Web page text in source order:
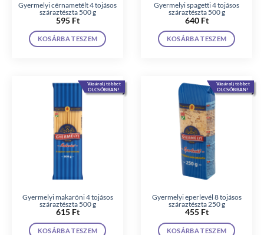
Gyermelyi cérnametélt 4 tojásos
száraztészta 500 g
595 Ft
KOSÁRBA TESZEM
Gyermelyi spagetti 4 tojásos
száraztészta 500 g
640 Ft
KOSÁRBA TESZEM
Vásárolj többet
OLCSÓBBAN!
Gyermelyi makaróni 4 tojásos
száraztészta 500 g
615 Ft
KOSÁRBA TESZEM
Vásárolj többet
OLCSÓBBAN!
Gyermelyi eperlevél 8 tojásos
száraztészta 250 g
455 Ft
KOSÁRBA TESZEM